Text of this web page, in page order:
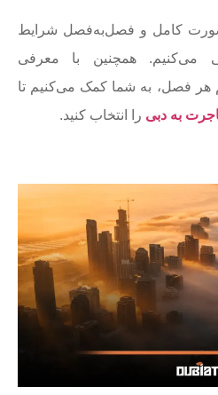
کامل و فصل‌به‌فصل شرایط
می‌کنیم. همچنین با معرفی
هر فصل، به شما کمک می‌کنیم تا
به دبی را انتخاب کنید.